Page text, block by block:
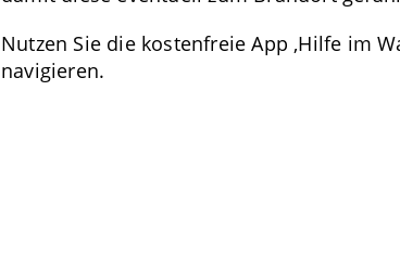
Nutzen Sie die kostenfreie App ,Hilfe im
navigieren.